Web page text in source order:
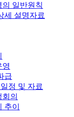
일반원칙
세 설명자료
영
급
정 및 자료
의
추이